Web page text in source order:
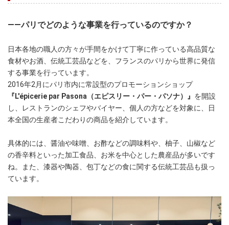
――パリでどのような事業を行っているのですか？
日本各地の職人の方々が手間をかけて丁寧に作っている高品質な
食材やお酒、伝統工芸品などを、フランスのパリから世界に発信
する事業を行っています。
2016年2月にパリ市内に常設型のプロモーションショップ
『L'épicerie par Pasona（エピスリー・パー・パソナ）』 を開設
し、レストランのシェフやバイヤー、個人の方などを対象に、日
本全国の生産者こだわりの商品を紹介しています。
具体的には、醤油や味噌、お酢などの調味料や、柚子、山椒など
の香辛料といった加工食品、お米を中心とした農産品が多いです
ね。また、漆器や陶器、包丁などの食に関する伝統工芸品も扱っ
ています。